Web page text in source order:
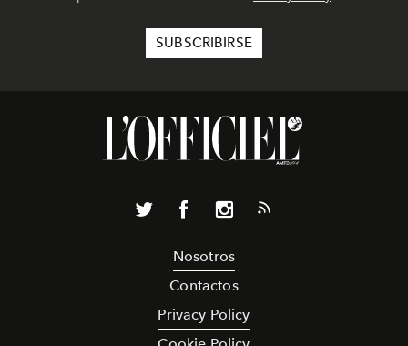
Nosotros
Contactos
Privacy Policy